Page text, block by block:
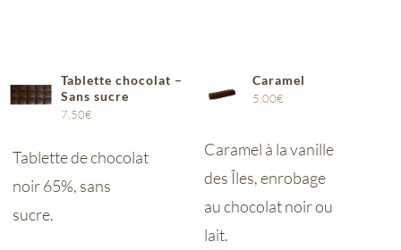
Tablette chocolat –
Sans sucre
7,50€
Tablette de chocolat
noir 65%, sans
sucre.
Caramel
5,00€
Caramel à la vanille
des Îles, enrobage
au chocolat noir ou
lait.